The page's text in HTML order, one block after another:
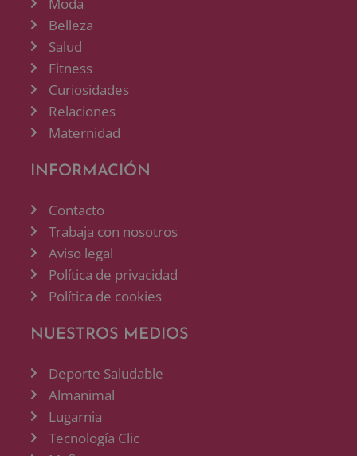
Belleza
Salud
Fitness
Curiosidades
Relaciones
Maternidad
INFORMACIÓN
Contacto
Trabaja con nosotros
Aviso legal
Política de privacidad
Política de cookies
NUESTROS MEDIOS
Deporte Saludable
Almanimal
Lugarnia
Tecnología Clic